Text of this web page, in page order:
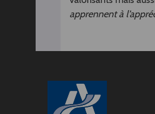
apprennent à